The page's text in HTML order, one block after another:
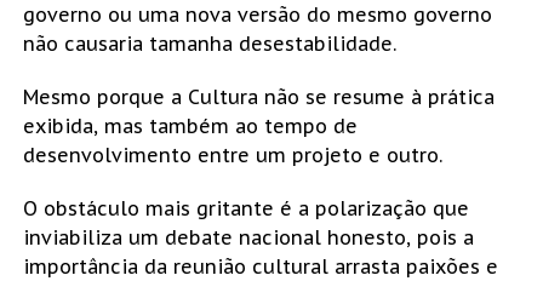
governo ou uma nova versão do mesmo governo
não causaria tamanha desestabilidade.
Mesmo porque a Cultura não se resume à prática
exibida, mas também ao tempo de
desenvolvimento entre um projeto e outro.
O obstáculo mais gritante é a polarização que
inviabiliza um debate nacional honesto, pois a
importância da reunião cultural arrasta paixões e